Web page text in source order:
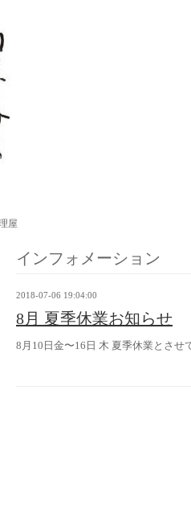
屋
インフォメーション
2018-07-06 19:04:00
8月 夏季休業お知らせ
8月10日金〜16日 木 夏季休業とさせ